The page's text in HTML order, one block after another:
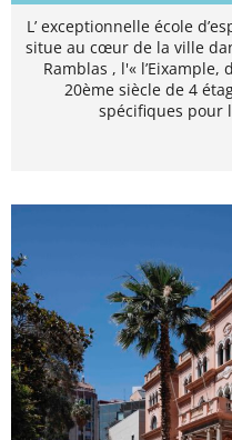
L’ exceptionnelle école
situe au cœur de la ville
Ramblas , l'«
20ème siècle de 4
spécifiques pour